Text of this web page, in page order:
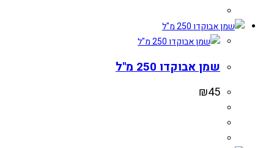
שמן אבוקדו 250 מ"ל
₪45